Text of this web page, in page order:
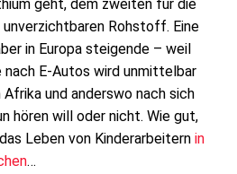
geht, dem zweiten für die
Rohstoff. Eine
in Europa steigende – weil
E-Autos wird unmittelbar
und anderswo nach sich
hören will oder nicht. Wie gut,
Leben von Kinderarbeitern in
…